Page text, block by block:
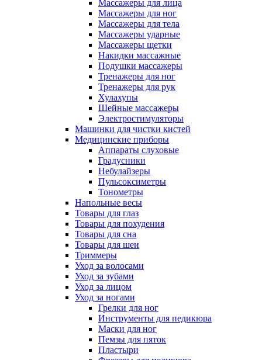
Массажеры для лица
Массажеры для ног
Массажеры для тела
Массажеры ударные
Массажеры щетки
Накидки массажные
Подушки массажеры
Тренажеры для ног
Тренажеры для рук
Хулахупы
Шейные массажеры
Электростимуляторы
Машинки для чистки кистей
Медицинские приборы
Аппараты слуховые
Градусники
Небулайзеры
Пульсоксиметры
Тонометры
Напольные весы
Товары для глаз
Товары для похудения
Товары для сна
Товары для шеи
Триммеры
Уход за волосами
Уход за зубами
Уход за лицом
Уход за ногами
Грелки для ног
Инструменты для педикюра
Маски для ног
Пемзы для пяток
Пластыри